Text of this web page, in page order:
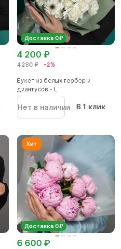
Доставка 0₽
4280 ₽ -2%
4 200 ₽
Букет из белых гербер и
диантусов - L
Нет в наличии В 1 клик
Доставка 0₽
6 600 ₽